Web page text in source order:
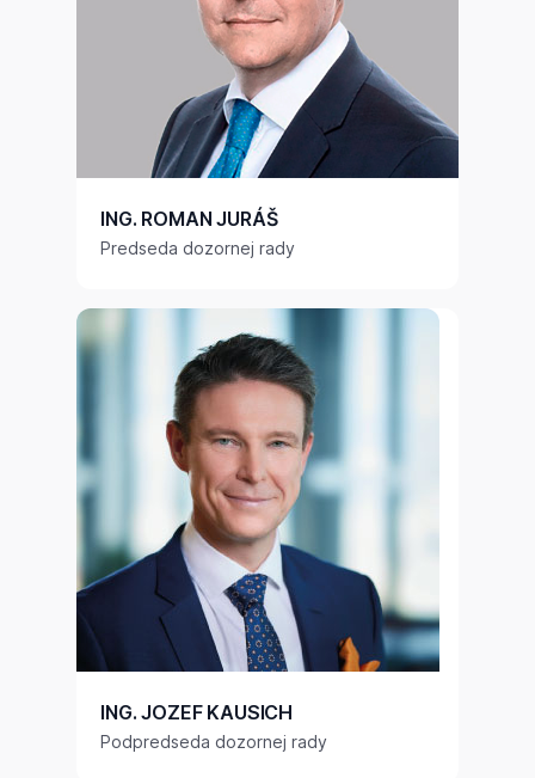
ING. ROMAN JURÁŠ
Predseda dozornej rady
ING. JOZEF KAUSICH
Podpredseda dozornej rady